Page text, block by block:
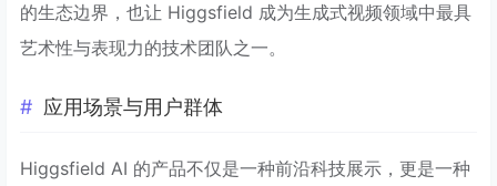
的生态边界，也让 Higgsfield 成为生成式视频领域中最具
艺术性与表现力的技术团队之一。
应用场景与用户群体
Higgsfield AI 的产品不仅是一种前沿科技展示，更是一种